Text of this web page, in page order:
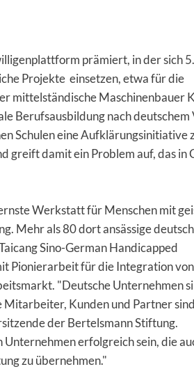
prämiert, in der sich
Projekte einsetzen, etwa für die
mittelständische Maschinenbauer
Berufsausbildung nach
Schulen eine Aufklärungsinitiative
greift damit ein Problem auf, das in
Werkstatt für Menschen mit
Mehr als 80 dort ansässige
Sino-German Handicapped
Pionierarbeit für die Integration von
"Deutsche Unternehmen
Kunden und Partner
der Bertelsmann Stiftung.
erfolgreich sein, die
zu übernehmen."